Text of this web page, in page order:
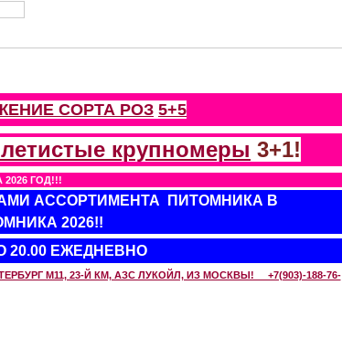
СОРТА РОЗ 5+5
крупномеры 3+1!
ГОД!!!
АССОРТИМЕНТА ПИТОМНИКА В
2026!!
20.00 ЕЖЕДНЕВНО
М11, 23-Й КМ, АЗС ЛУКОЙЛ, ИЗ МОСКВЫ! +7(903)-188-76-